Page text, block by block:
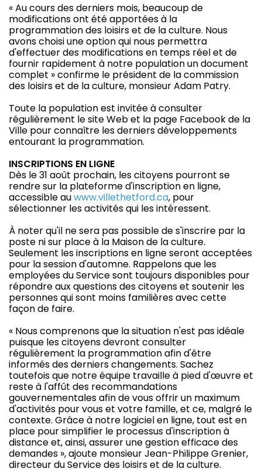
« Au cours des derniers mois, beaucoup de
modifications ont été apportées à la
programmation des loisirs et de la culture. Nous
avons choisi une option qui nous permettra
d'effectuer des modifications en temps réel et de
fournir rapidement à notre population un document
complet » confirme le président de la commission
des loisirs et de la culture, monsieur Adam Patry.
Toute la population est invitée à consulter
régulièrement le site Web et la page Facebook de la
Ville pour connaître les derniers développements
entourant la programmation.
INSCRIPTIONS EN LIGNE
Dès le 31 août prochain, les citoyens pourront se
rendre sur la plateforme d'inscription en ligne,
accessible auwww.villethetford.ca, pour
sélectionner les activités qui les intéressent.
À noter qu'il ne sera pas possible de s'inscrire par la
poste ni sur place à la Maison de la culture.
Seulement les inscriptions en ligne seront acceptées
pour la session d'automne. Rappelons que les
employées du Service sont toujours disponibles pour
répondre aux questions des citoyens et soutenir les
personnes qui sont moins familières avec cette
façon de faire.
« Nous comprenons que la situation n'est pas idéale
puisque les citoyens devront consulter
régulièrement la programmation afin d'être
informés des derniers changements. Sachez
toutefois que notre équipe travaille à pied d'œuvre et
reste à l'affût des recommandations
gouvernementales afin de vous offrir un maximum
d'activités pour vous et votre famille, et ce, malgré le
contexte. Grâce à notre logiciel en ligne, tout est en
place pour simplifier le processus d'inscription à
distance et, ainsi, assurer une gestion efficace des
demandes », ajoute monsieur Jean-Philippe Grenier,
directeur du Service des loisirs et de la culture.